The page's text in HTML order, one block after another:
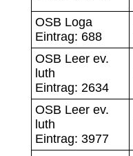
OSB Loga
Eintrag: 688
OSB Leer ev.
luth
Eintrag: 2634
OSB Leer ev.
luth
Eintrag: 3977